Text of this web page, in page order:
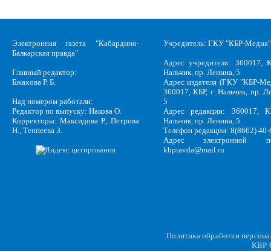
Электронная газета "Кабардино-
Балкарская правда"
Главный редактор:
Бжахова Р. Б.
Над номером работали:
Редактор по выпуску: Накова О.
Корректоры: Максидова Р., Петрова
Н., Теппеева З.
Учредитель: ГКУ "КБР-Медиа"
Адрес учредителя: 360017,
Нальчик, пр. Ленина, 5
Адрес издателя (ГКУ "КБР-
360017, КБР, г .Нальчик, пр.
5
Адрес редакции: 360017,
Нальчик, пр. Ленина, 5
Телефон редакции: 8(8662)
Адрес электронной
kbpravda@mail.ru
Политика обработки
KBP